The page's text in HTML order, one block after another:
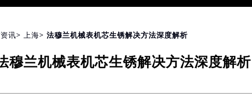
网点地址：
写字楼W3座6层602室（需提前预约）
字楼2座37层3705室（需提前预约）
讯> 上海> 法穆兰机械表机芯生锈解决方法深度解析
穆兰机械表机芯生锈解决方法深度解析